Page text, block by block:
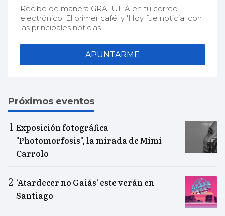
Recibe de manera GRATUITA en tu correo
electrónico 'El primer café' y 'Hoy fue noticia' con
las principales noticias.
APUNTARME
Próximos eventos
Exposición fotográfica
"Photomorfosis", la mirada de Mimi
Carrolo
‘Atardecer no Gaiás’ este verán en
Santiago